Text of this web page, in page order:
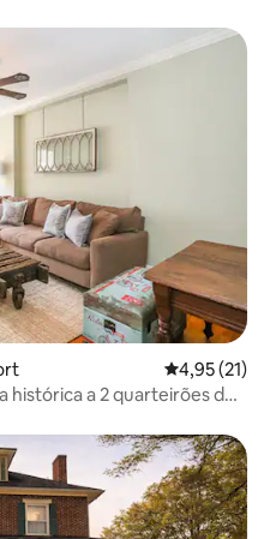
4,95 de uma
4,95 (21)
histórica a 2 quarteirões do